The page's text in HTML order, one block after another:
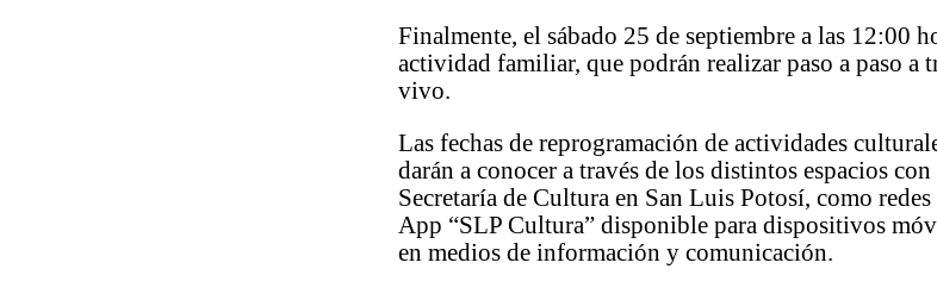
Finalmente, el sábado 25 de septiembre a las 12:00
actividad familiar, que podrán realizar paso a paso a
vivo.
Las fechas de reprogramación de actividades
darán a conocer a través de los distintos espacios
Secretaría de Cultura en San Luis Potosí, como
App “SLP Cultura” disponible para dispositivos
en medios de información y comunicación.